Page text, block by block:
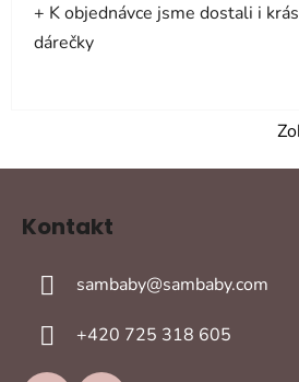
+ K objednávce jsme dostali i
dárečky
Kontakt
sambaby@sambaby.com
+420 725 318 605